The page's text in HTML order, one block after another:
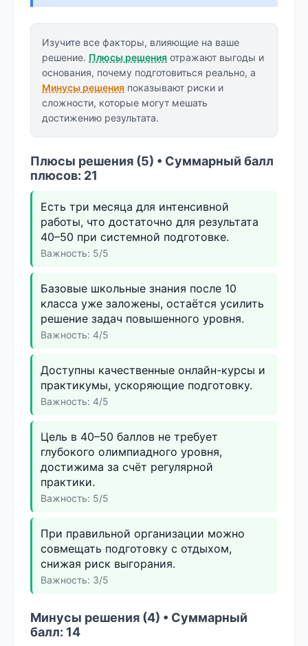
Изучите все факторы, влияющие на ваше
решение. Плюсы решения отражают выгоды и
основания, почему подготовиться реально, а
Минусы решения показывают риски и
сложности, которые могут мешать
достижению результата.
Плюсы решения (5) • Суммарный балл
плюсов: 21
Есть три месяца для интенсивной
работы, что достаточно для результата
40–50 при системной подготовке.
Важность: 5/5
Базовые школьные знания после 10
класса уже заложены, остаётся усилить
решение задач повышенного уровня.
Важность: 4/5
Доступны качественные онлайн-курсы и
практикумы, ускоряющие подготовку.
Важность: 4/5
Цель в 40–50 баллов не требует
глубокого олимпиадного уровня,
достижима за счёт регулярной
практики.
Важность: 5/5
При правильной организации можно
совмещать подготовку с отдыхом,
снижая риск выгорания.
Важность: 3/5
Минусы решения (4) • Суммарный
балл: 14